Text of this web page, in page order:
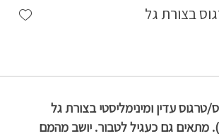
בצורת גל
טרגוס עדין ומינימליסטי בצורת גל
מתאים גם כעגיל לטבור. יושב מהמם